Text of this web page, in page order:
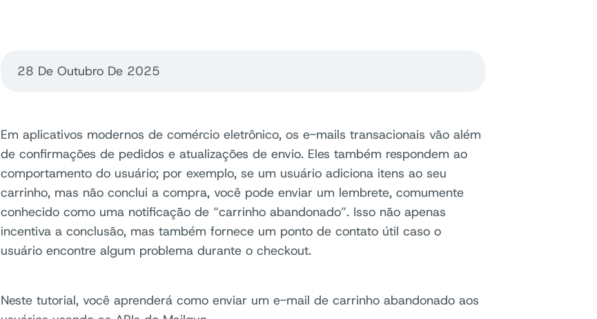
28 De Outubro De 2025
Em aplicativos modernos de comércio eletrônico, os e-mails transacionais vão além
de confirmações de pedidos e atualizações de envio. Eles também respondem ao
comportamento do usuário; por exemplo, se um usuário adiciona itens ao seu
carrinho, mas não conclui a compra, você pode enviar um lembrete, comumente
conhecido como uma notificação de “carrinho abandonado”. Isso não apenas
incentiva a conclusão, mas também fornece um ponto de contato útil caso o
usuário encontre algum problema durante o checkout.
Neste tutorial, você aprenderá como enviar um e-mail de carrinho abandonado aos